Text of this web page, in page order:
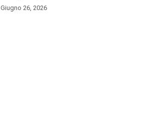
Giugno 26, 2026